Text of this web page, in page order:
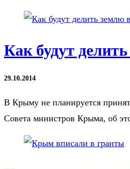
Как будут
29.10.2014
В Крыму не планируется
Совета министров Крыма, об